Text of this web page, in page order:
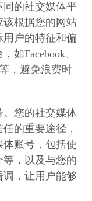
的社交媒体平
该根据您的网站
户的特征和偏
如Facebook、
，避免浪费时
您的社交媒体
的重要途径，
账号，包括使
，以及与您的
调，让用户能够